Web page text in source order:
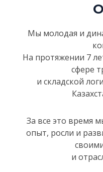
Мы молодая и
На протяжении 7
сфере
и складской
За все это время
опыт, росли и
и